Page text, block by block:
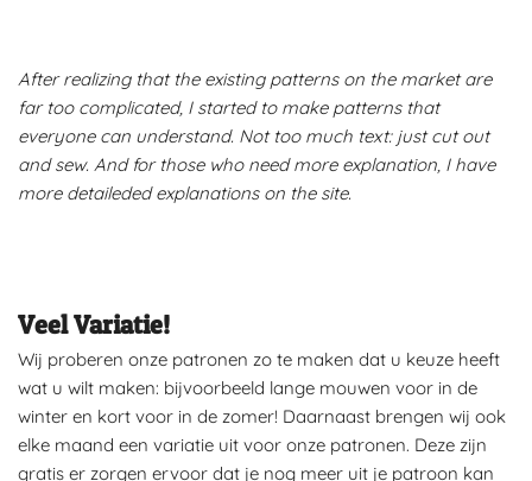
After realizing that the existing patterns on the market are
far too complicated, I started to make patterns that
everyone can understand. Not too much text: just cut out
and sew. And for those who need more explanation, I have
more detaileded explanations on the site.
Veel Variatie!
Wij proberen onze patronen zo te maken dat u keuze heeft
wat u wilt maken: bijvoorbeeld lange mouwen voor in de
winter en kort voor in de zomer! Daarnaast brengen wij ook
elke maand een variatie uit voor onze patronen. Deze zijn
gratis er zorgen ervoor dat je nog meer uit je patroon kan